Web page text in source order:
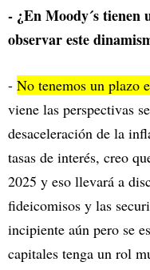
- ¿En Moody´s tienen
observar este
- No tenemos un plazo
viene las perspectivas
desaceleración de la
tasas de interés, creo
2025 y eso llevará a
fideicomisos y las
incipiente aún pero se
capitales tenga un rol